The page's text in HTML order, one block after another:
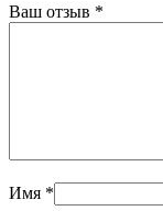
Ваш отзыв *
Имя *